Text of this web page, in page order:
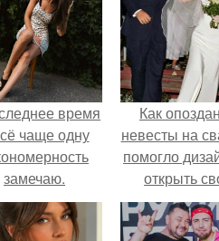
время
чаще одну
замечаю.
Как
невесты на
помогло
открыть
бренд.